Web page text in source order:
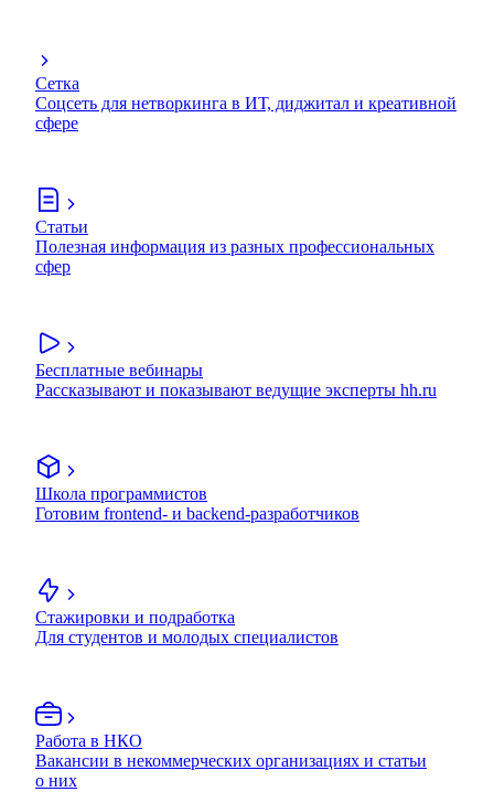
Сетка
Соцсеть для нетворкинга в ИТ, диджитал и креативной
сфере
Статьи
Полезная информация из разных профессиональных
сфер
Бесплатные вебинары
Рассказывают и показывают ведущие эксперты hh.ru
Школа программистов
Готовим frontend- и backend-разработчиков
Стажировки и подработка
Для студентов и молодых специалистов
Работа в НКО
Вакансии в некоммерческих организациях и статьи
о них